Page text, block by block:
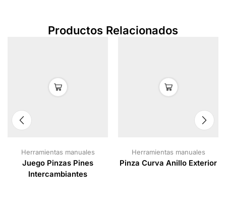
Productos Relacionados
Herramientas manuales
Juego Pinzas Pines
Intercambiantes
Herramientas manuales
Pinza Curva Anillo Exterior